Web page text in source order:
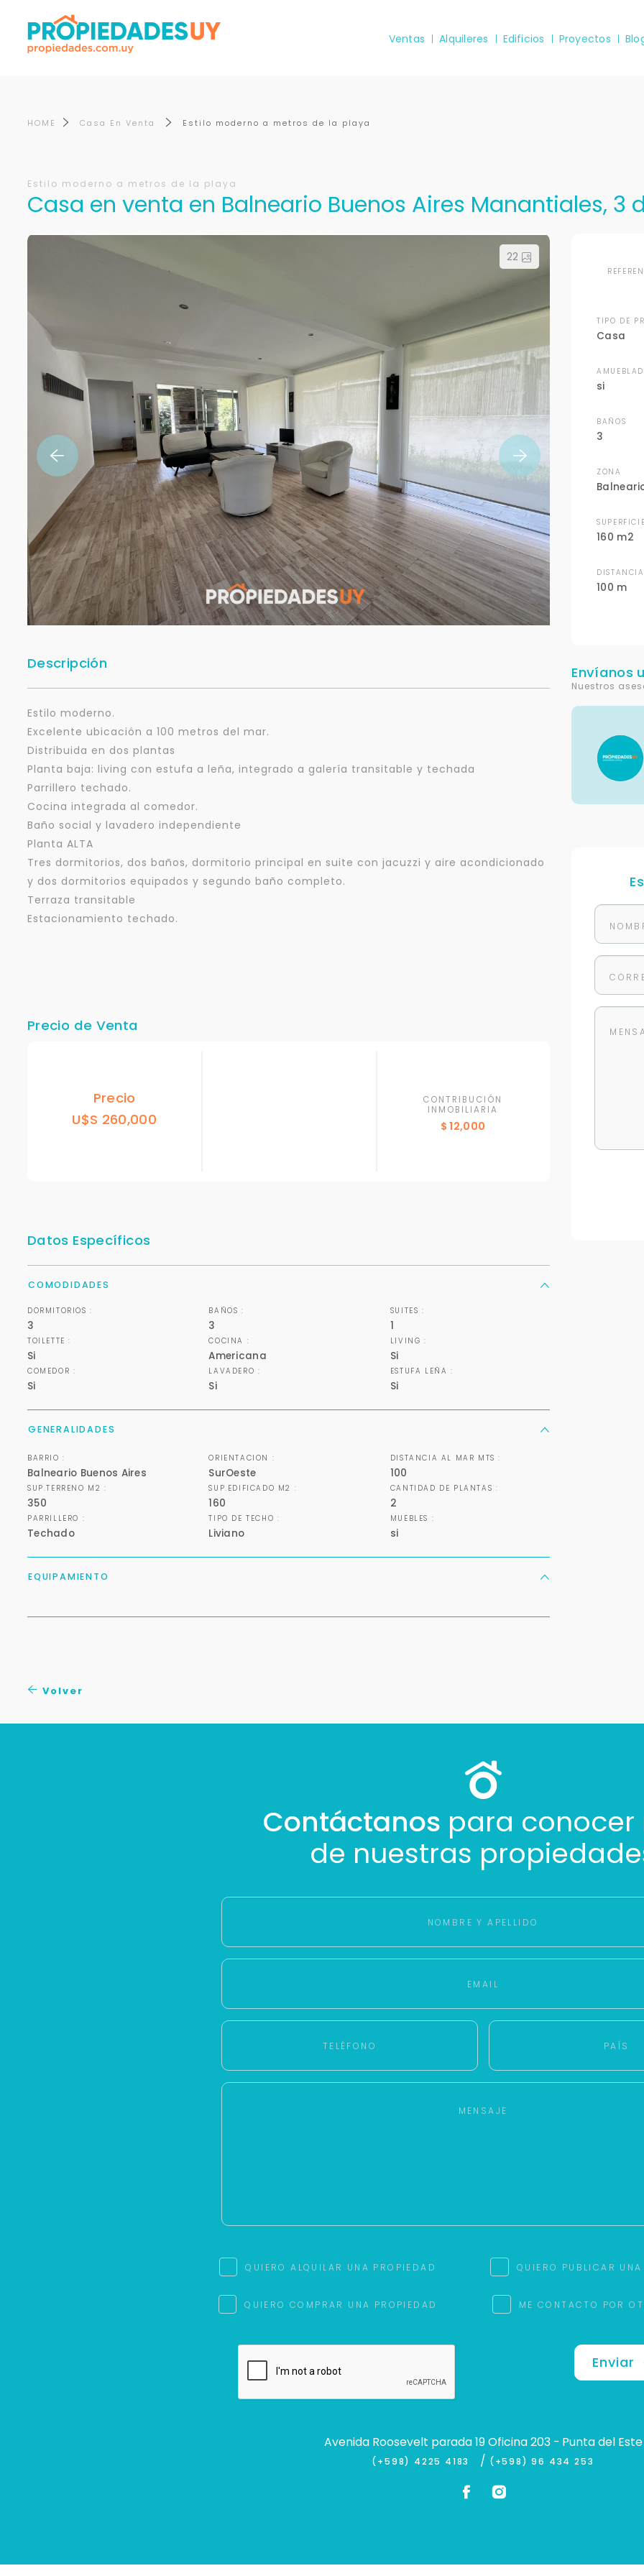
Ventas Alquileres Edificios Proyectos
HOME Casa En Venta Estilo moderno a metros de la playa
Estilo moderno a metros de la playa
Casa en venta en Balneario Buenos Aires Manantiales, 3
22
Descripción
Estilo moderno.
Excelente ubicación a 100 metros del mar.
Distribuida en dos plantas
Planta baja: living con estufa a leña, integrado a galería transitable y techada
Parrillero techado.
Cocina integrada al comedor.
Baño social y lavadero independiente
Planta ALTA
Tres dormitorios, dos baños, dormitorio principal en suite con jacuzzi y aire acondicionado
y dos dormitorios equipados y segundo baño completo.
Terraza transitable
Estacionamiento techado.
Precio de Venta
Precio
U$S 260,000
CONTRIBUCIÓN
INMOBILIARIA
$ 12,000
Datos Específicos
COMODIDADES
DORMITORIOS :
3
BAÑOS :
3
SUITES :
1
TOILETTE :
Si
COCINA :
Americana
LIVING :
Si
COMEDOR :
Si
LAVADERO :
Si
ESTUFA LEÑA :
Si
GENERALIDADES
BARRIO :
Balneario Buenos Aires
ORIENTACION :
SurOeste
DISTANCIA AL MAR MTS :
100
SUP.TERRENO M2 :
350
SUP.EDIFICADO M2 :
160
CANTIDAD DE PLANTAS :
2
PARRILLERO :
Techado
TIPO DE TECHO :
Liviano
MUEBLES :
si
EQUIPAMIENTO
TIPO DE
Casa
si
BAÑOS
3
ZONA
160 m2
100 m
Envíanos
Nuestros
Volver
Contáctanos para conocer
de nuestras
QUIERO ALQUILAR UNA PROPIEDAD QUIERO PUBLICAR
QUIERO COMPRAR UNA PROPIEDAD ME CONTACTO POR
Enviar
Avenida Roosevelt parada 19 Oficina 203 - Punta del Este
(+598) 4225 4183 / (+598) 96 434 253
Tu WhatsApp *